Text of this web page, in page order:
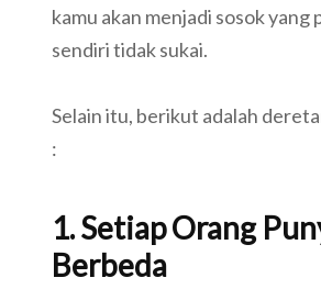
kamu akan menjadi sosok
sendiri tidak sukai.
Selain itu, berikut adalah
:
1. Setiap Orang
Berbeda